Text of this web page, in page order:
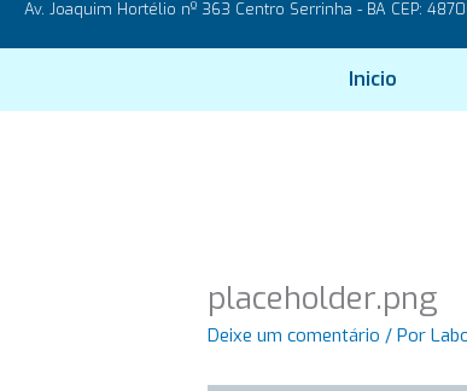
para
Av. Joaquim Hortélio nº 363 Centro Serrinha - BA CEP:
Inicio
placeholder.png
Deixe um comentário / Por